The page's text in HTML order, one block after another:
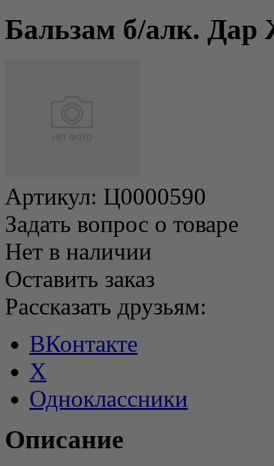
Бальзам б/алк.
Артикул: Ц0000590
Задать вопрос о товаре
Нет в наличии
Оставить заказ
Рассказать друзьям:
ВКонтакте
X
Одноклассники
Описание